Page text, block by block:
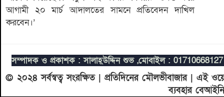
আগামী ২০ মার্চ আদালতের সামনে প্রতিবেদন দাখিল
করবেন।’
সম্পাদক ও প্রকাশক : সালাহ্উদ্দিন শুভ ,মোবাইল :
© ২০২৪ সর্বস্বত্ব সংরক্ষিত | প্রতিদিনের মৌলভীবাজার | এই
ব্যবহার